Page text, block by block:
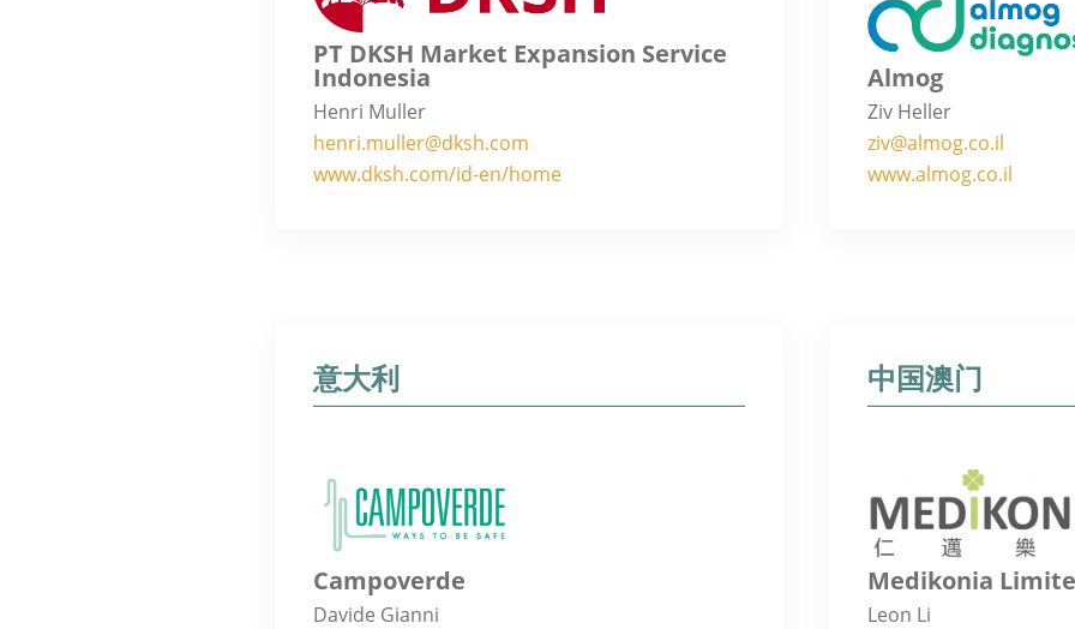
PT DKSH Market Expansion Service
Indonesia
Henri Muller
henri.muller@dksh.com
www.dksh.com/id-en/home
Almog
Ziv Heller
ziv@almog.co.il
www.almog.co.il
意大利
Campoverde
Davide Gianni
中国澳门
Medikonia
Leon Li